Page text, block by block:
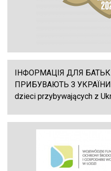
ІНФОРМАЦІЯ ДЛЯ
ПРИБУВАЮТЬ З УКРАЇНИ
dzieci przybywających z